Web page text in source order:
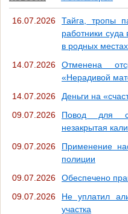
16.07.2026
Тайга, тропы
работники
в родных
14.07.2026
Отменена
«Нерадивой
14.07.2026
Деньги на
09.07.2026
Повод для
незакрытая
09.07.2026
Применение
полиции
09.07.2026
Обеспечено
09.07.2026
Не уплатил
участка